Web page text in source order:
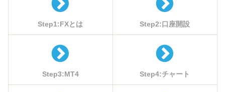
Step1:FXとは Step2:口座開設
Step3:MT4 Step4:チャート